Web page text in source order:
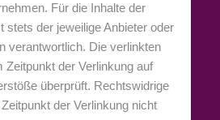
Für die Inhalte der
stets der jeweilige Anbieter oder
verantwortlich. Die verlinkten
Zeitpunkt der Verlinkung auf
überprüft. Rechtswidrige
der Verlinkung nicht